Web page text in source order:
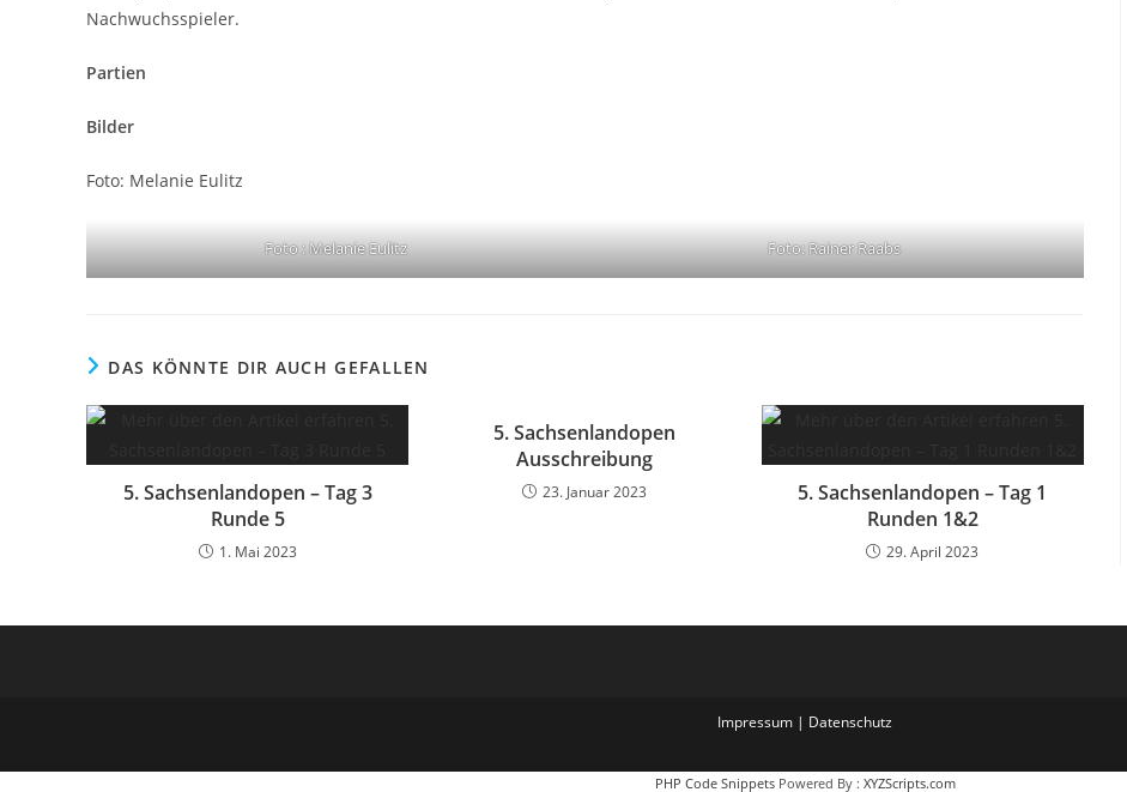
Nachwuchsspieler.
Partien
Bilder
Foto: Melanie Eulitz
Foto : Melanie Eulitz Foto: Rainer Raabs
DAS KÖNNTE DIR AUCH GEFALLEN
5. Sachsenlandopen – Tag 3
Runde 5
1. Mai 2023
5. Sachsenlandopen
Ausschreibung
23. Januar 2023
5. Sachsenlandopen – Tag 1
Runden 1&2
29. April 2023
Impressum | Datenschutz
PHP Code SnippetsPowered By : XYZScripts.com